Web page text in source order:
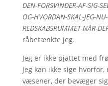
DEN-FORSVINDER-AF-SIG-
OG-HVORDAN-SKAL-JEG-
REDSKABSRUMMET-NÅR-
råbetænkte jeg.
Jeg er ikke pjattet med
Jeg kan ikke sige
væsener, der bevæger